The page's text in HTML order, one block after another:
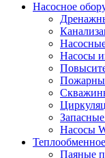
Насосное
Насосы
Насосы
Паяные